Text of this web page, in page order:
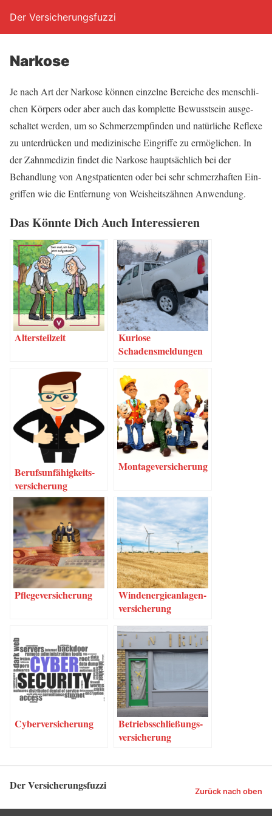
Der Versicherungsfuzzi
Nar­ko­se
Je nach Art der Nar­ko­se kön­nen ein­zel­ne Berei­che des mensch­li­
chen Kör­pers oder aber auch das kom­plet­te Bewusst­sein aus­ge­
schal­tet wer­den, um so Schmerz­emp­fin­den und natür­li­che Refle­xe
zu unter­drü­cken und medi­zi­ni­sche Ein­grif­fe zu ermög­li­chen. In
der Zahn­me­di­zin fin­det die Nar­ko­se haupt­säch­lich bei der
Behand­lung von Angst­pa­ti­en­ten oder bei sehr schmerz­haf­ten Ein­
grif­fen wie die Ent­fer­nung von Weis­heits­zäh­nen Anwendung.
Das Könn­te Dich Auch Interessieren
Alters­teil­zeit
Kurio­se
Schadensmeldungen
Berufs­un­fä­hig­keits­
ver­si­che­rung
Mon­ta­ge­ver­si­che­rung
Pfle­ge­ver­si­che­rung
Wind­ener­gie­an­la­gen­
ver­si­che­rung
Cyber­ver­si­che­rung
Betriebs­schlie­ßungs­
ver­si­che­rung
Der Versicherungsfuzzi Zurück nach oben